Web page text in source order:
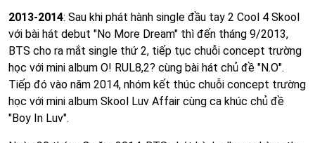
2013-2014: Sau khi phát hành single đầu tay 2 Cool 4 Skool
với bài hát debut "No More Dream" thì đến tháng 9/2013,
BTS cho ra mắt single thứ 2, tiếp tục chuỗi concept trường
học với mini album O! RUL8,2? cùng bài hát chủ đề "N.O".
Tiếp đó vào năm 2014, nhóm kết thúc chuỗi concept trường
học với mini album Skool Luv Affair cùng ca khúc chủ đề
"Boy In Luv".